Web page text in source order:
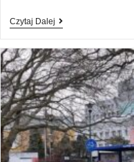
Czytaj Dalej